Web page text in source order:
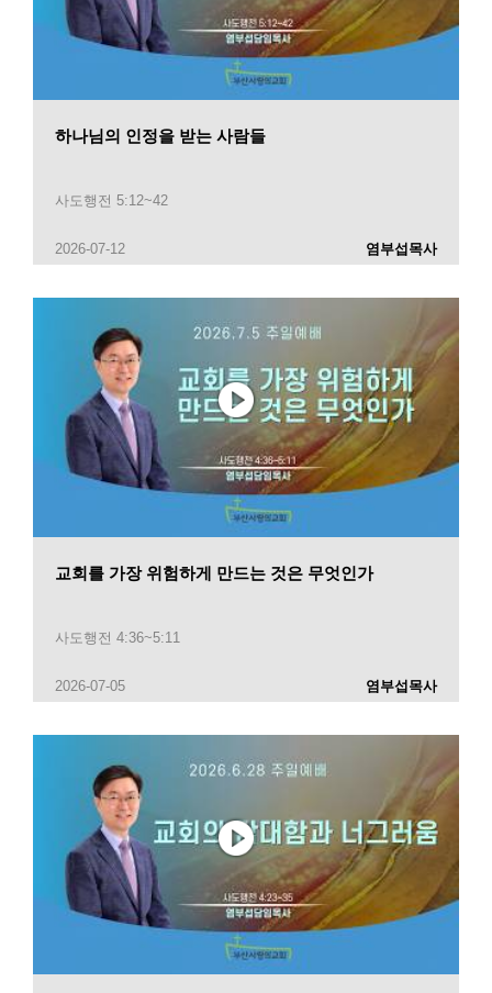
하나님의 인정을 받는 사람들
사도행전 5:12~42
2026-07-12 염부섭목사
교회를 가장 위험하게 만드는 것은 무엇인가
사도행전 4:36~5:11
2026-07-05 염부섭목사